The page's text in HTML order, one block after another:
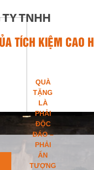
TY TNHH
TÍCH KIỆM CAO
QUÀ
TẶNG
LÀ
PHẢI
ĐỘC
ĐÁO –
PHẢI
ẤN
TƯỢNG